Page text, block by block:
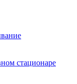
стационаре